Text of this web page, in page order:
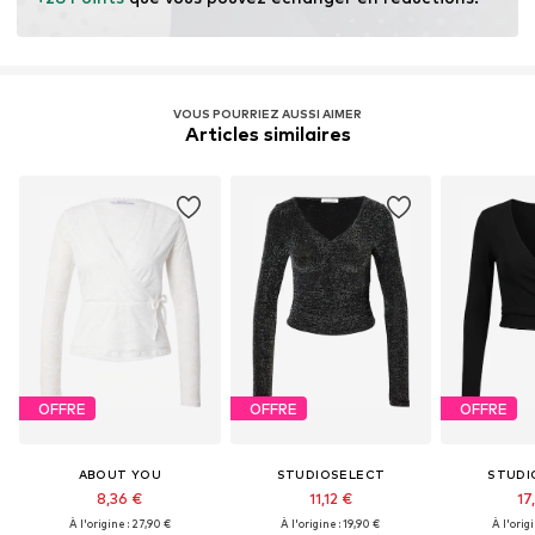
l’utilisation de l’eau et des engrais chimiques.
VOUS POURRIEZ AUSSI AIMER
Articles similaires
OFFRE
ABOUT YOU
8,36 €
À l'origine : 27,90 €
OFFRE
STUDIOSELECT
11,12 €
À l'origine : 19,90 €
OFFRE
À